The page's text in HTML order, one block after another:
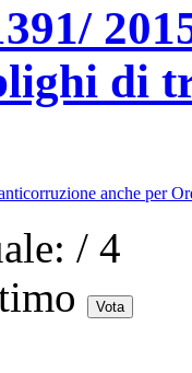
di
anche per
/ 4